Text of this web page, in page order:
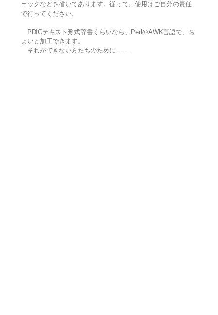
ェックなどを省いてあります。従って、使用はご自分の責任
で行ってください。
PDICテキスト形式辞書くらいなら、PerlやAWK言語で、ち
ょいと加工できます。
それができない方たちのために.......